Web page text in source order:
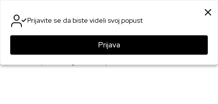
Games Online Shop Proizvodi Merchandise
Statue
Prijavite se da biste videli svoj popust
Prijava